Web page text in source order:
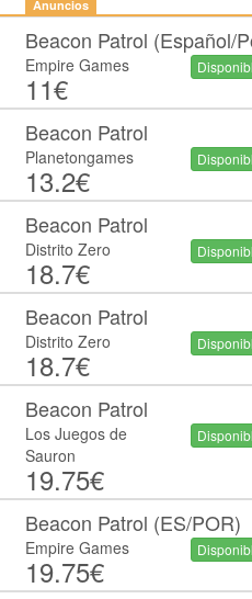
Anuncios
Beacon Patrol (Español/
Empire Games
11€
Beacon Patrol
Planetongames
13.2€
Beacon Patrol
Distrito Zero
18.7€
Beacon Patrol
Distrito Zero
18.7€
Beacon Patrol
Los Juegos de
Sauron
19.75€
Beacon Patrol (ES/POR)
Empire Games
19.75€